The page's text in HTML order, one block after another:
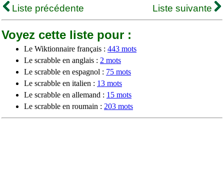
Liste précédente
Liste suivante
Voyez cette liste pour :
Le Wiktionnaire français : 443 mots
Le scrabble en anglais : 2 mots
Le scrabble en espagnol : 75 mots
Le scrabble en italien : 13 mots
Le scrabble en allemand : 15 mots
Le scrabble en roumain : 203 mots